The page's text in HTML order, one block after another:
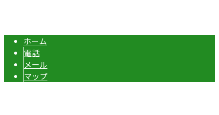
ホーム
電話
メール
マップ